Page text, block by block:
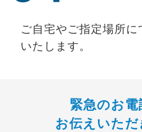
ご自宅やご指定場所に
いたします。
緊急のお電
お伝えいただ